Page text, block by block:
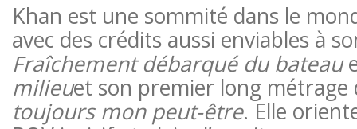
Khan est une sommité dans le
avec des crédits aussi enviables à
Fraîchement débarqué du bateau
milieuet son premier long métrage
toujours mon peut-être. Elle